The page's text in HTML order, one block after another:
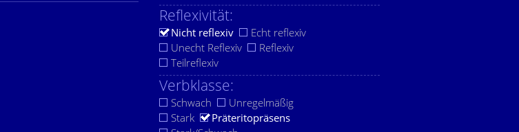
Reflexivität:
Nicht reflexiv
Echt reflexiv
Unecht Reflexiv
Reflexiv
Teilreflexiv
Verbklasse:
Schwach
Unregelmäßig
Stark
Präteritopräsens